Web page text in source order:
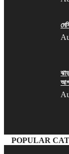
POPULAR